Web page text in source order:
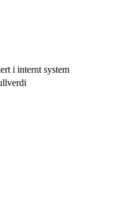
i internt system